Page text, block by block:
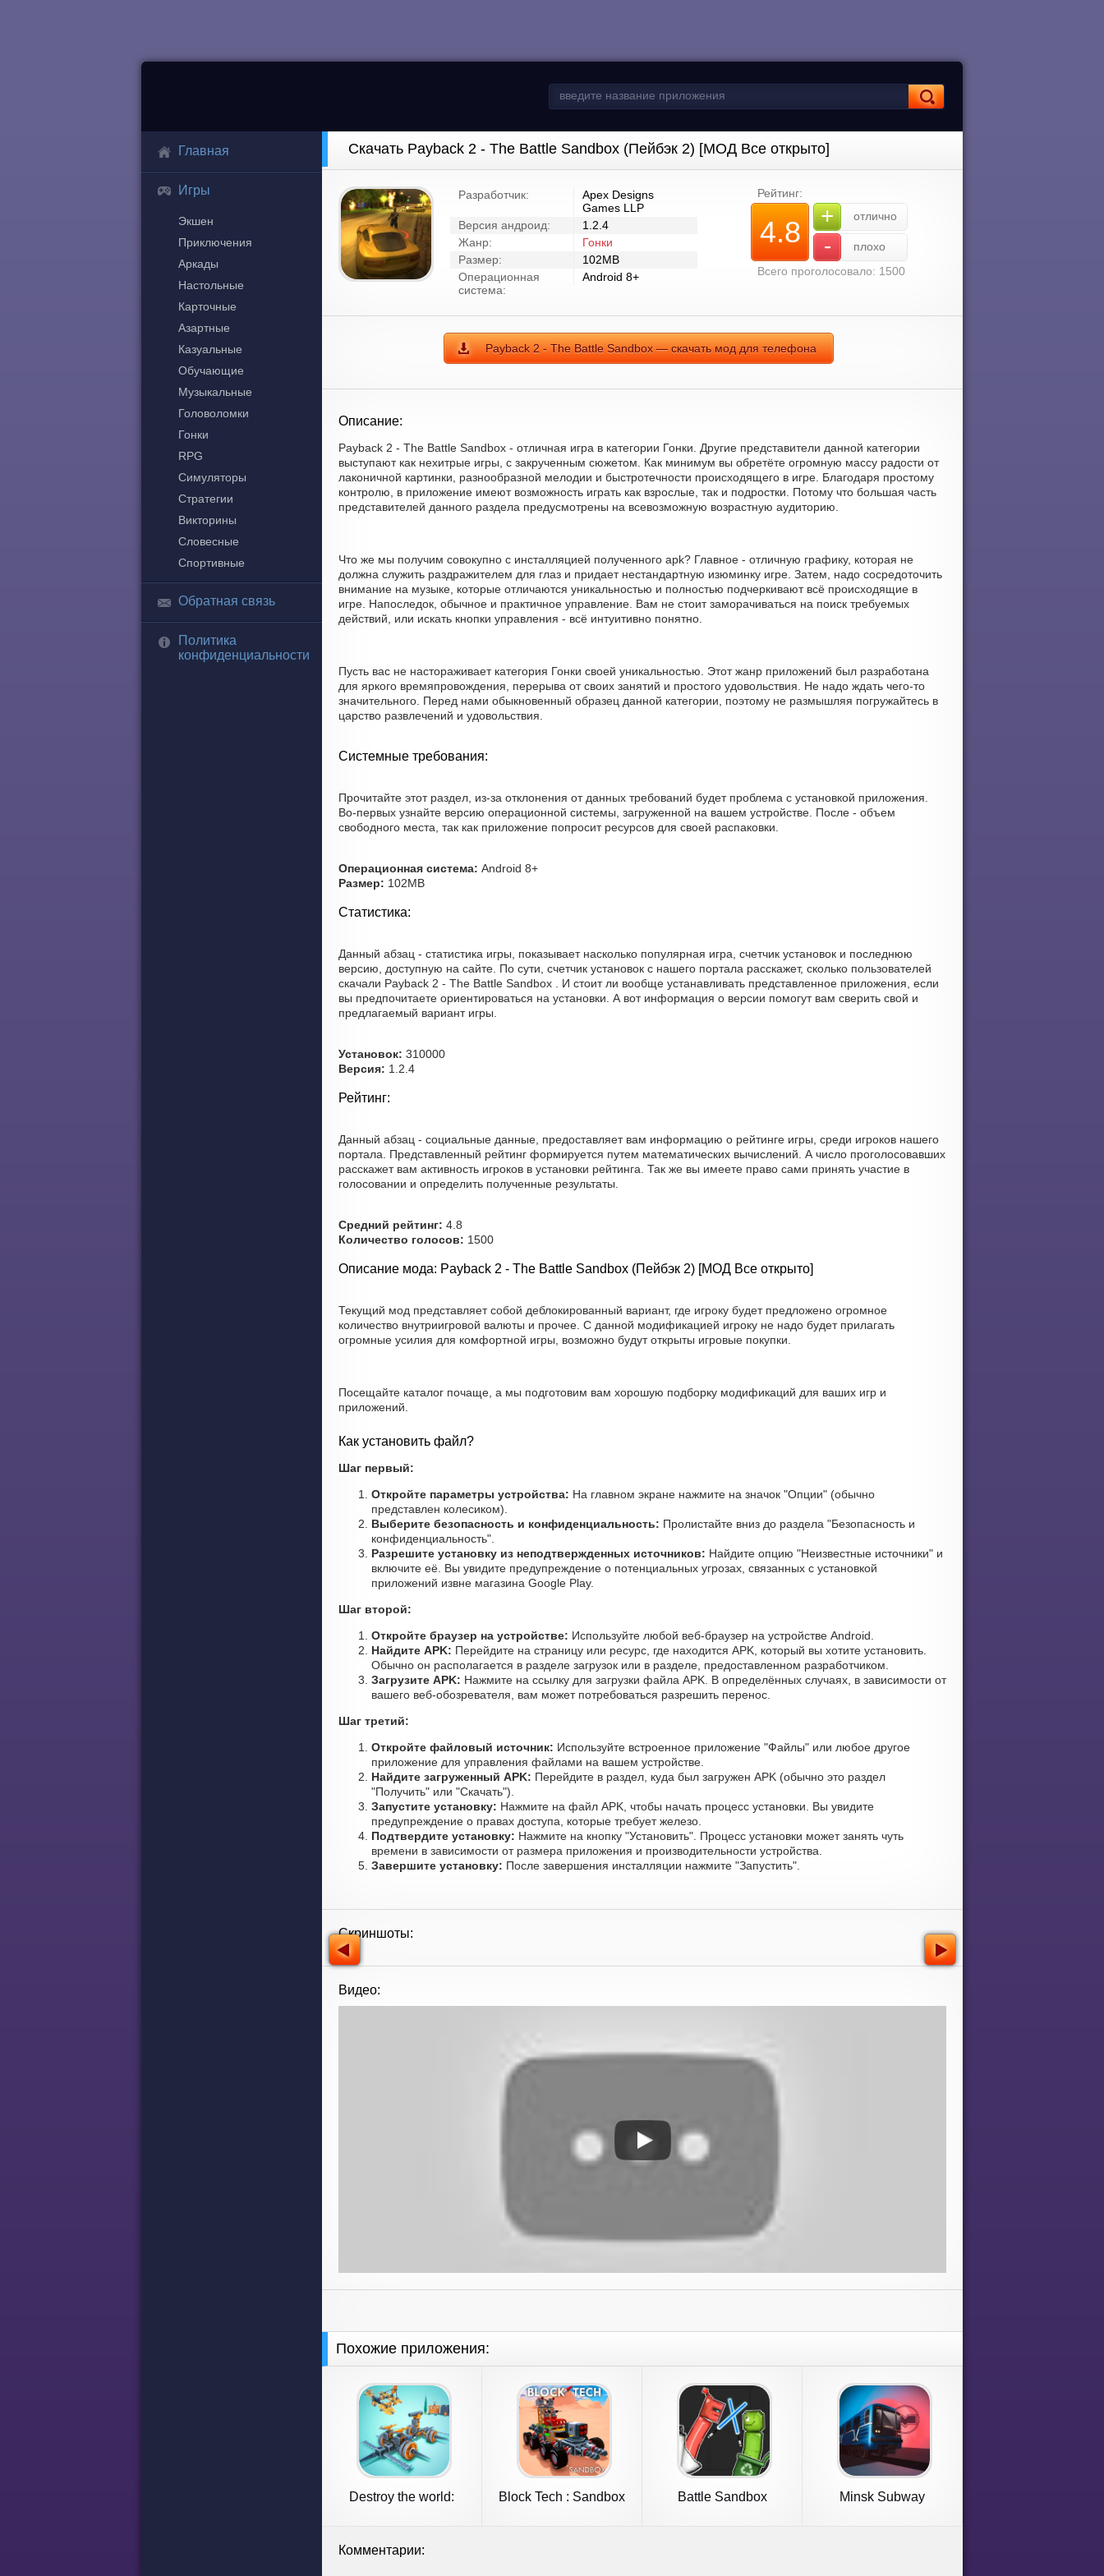
Главная
Игры
Экшен
Приключения
Аркады
Настольные
Карточные
Азартные
Казуальные
Обучающие
Музыкальные
Головоломки
Гонки
RPG
Симуляторы
Стратегии
Викторины
Словесные
Спортивные
Обратная связь
Политика
конфиденциальности
Скачать Payback 2 - The Battle Sandbox (Пейбэк 2) [МОД Все открыто]
Разработчик:
Apex Designs
Games LLP
Версия андроид:
1.2.4
Жанр:
Гонки
Размер:
102MB
Операционная
система:
Android 8+
Рейтинг:
4.8 + отлично
-
плохо
Всего проголосовало: 1500
Payback 2 - The Battle Sandbox — скачать мод для телефона
Описание:
Payback 2 - The Battle Sandbox - отличная игра в категории Гонки. Другие представители данной категории
выступают как нехитрые игры, с закрученным сюжетом. Как минимум вы обретёте огромную массу радости от
лаконичной картинки, разнообразной мелодии и быстротечности происходящего в игре. Благодаря простому
контролю, в приложение имеют возможность играть как взрослые, так и подростки. Потому что большая часть
представителей данного раздела предусмотрены на всевозможную возрастную аудиторию.
Что же мы получим совокупно с инсталляцией полученного apk? Главное - отличную графику, которая не
должна служить раздражителем для глаз и придает нестандартную изюминку игре. Затем, надо сосредоточить
внимание на музыке, которые отличаются уникальностью и полностью подчеркивают всё происходящие в
игре. Напоследок, обычное и практичное управление. Вам не стоит заморачиваться на поиск требуемых
действий, или искать кнопки управления - всё интуитивно понятно.
Пусть вас не настораживает категория Гонки своей уникальностью. Этот жанр приложений был разработана
для яркого времяпровождения, перерыва от своих занятий и простого удовольствия. Не надо ждать чего-то
значительного. Перед нами обыкновенный образец данной категории, поэтому не размышляя погружайтесь в
царство развлечений и удовольствия.
Системные требования:
Прочитайте этот раздел, из-за отклонения от данных требований будет проблема с установкой приложения.
Во-первых узнайте версию операционной системы, загруженной на вашем устройстве. После - объем
свободного места, так как приложение попросит ресурсов для своей распаковки.
Операционная система: Android 8+
Размер: 102MB
Статистика:
Данный абзац - статистика игры, показывает насколько популярная игра, счетчик установок и последнюю
версию, доступную на сайте. По сути, счетчик установок с нашего портала расскажет, сколько пользователей
скачали Payback 2 - The Battle Sandbox . И стоит ли вообще устанавливать представленное приложения, если
вы предпочитаете ориентироваться на установки. А вот информация о версии помогут вам сверить свой и
предлагаемый вариант игры.
Установок: 310000
Версия: 1.2.4
Рейтинг:
Данный абзац - социальные данные, предоставляет вам информацию о рейтинге игры, среди игроков нашего
портала. Представленный рейтинг формируется путем математических вычислений. А число проголосовавших
расскажет вам активность игроков в установки рейтинга. Так же вы имеете право сами принять участие в
голосовании и определить полученные результаты.
Средний рейтинг: 4.8
Количество голосов: 1500
Описание мода: Payback 2 - The Battle Sandbox (Пейбэк 2) [МОД Все открыто]
Текущий мод представляет собой деблокированный вариант, где игроку будет предложено огромное
количество внутриигровой валюты и прочее. С данной модификацией игроку не надо будет прилагать
огромные усилия для комфортной игры, возможно будут открыты игровые покупки.
Посещайте каталог почаще, а мы подготовим вам хорошую подборку модификаций для ваших игр и
приложений.
Как установить файл?
Шаг первый:
Откройте параметры устройства: На главном экране нажмите на значок "Опции" (обычно
представлен колесиком).
Выберите безопасность и конфиденциальность: Пролистайте вниз до раздела "Безопасность и
конфиденциальность".
Разрешите установку из неподтвержденных источников: Найдите опцию "Неизвестные источники" и
включите её. Вы увидите предупреждение о потенциальных угрозах, связанных с установкой
приложений извне магазина Google Play.
Шаг второй:
Откройте браузер на устройстве: Используйте любой веб-браузер на устройстве Android.
Найдите APK: Перейдите на страницу или ресурс, где находится APK, который вы хотите установить.
Обычно он располагается в разделе загрузок или в разделе, предоставленном разработчиком.
Загрузите APK: Нажмите на ссылку для загрузки файла APK. В определённых случаях, в зависимости от
вашего веб-обозревателя, вам может потребоваться разрешить перенос.
Шаг третий:
Откройте файловый источник: Используйте встроенное приложение "Файлы" или любое другое
приложение для управления файлами на вашем устройстве.
Найдите загруженный APK: Перейдите в раздел, куда был загружен APK (обычно это раздел
"Получить" или "Скачать").
Запустите установку: Нажмите на файл APK, чтобы начать процесс установки. Вы увидите
предупреждение о правах доступа, которые требует железо.
Подтвердите установку: Нажмите на кнопку "Установить". Процесс установки может занять чуть
времени в зависимости от размера приложения и производительности устройства.
Завершите установку: После завершения инсталляции нажмите "Запустить".
Скриншоты:
Видео:
Похожие приложения:
Destroy the world:
Block Tech : Sandbox
Battle Sandbox
Minsk Subway
Комментарии: